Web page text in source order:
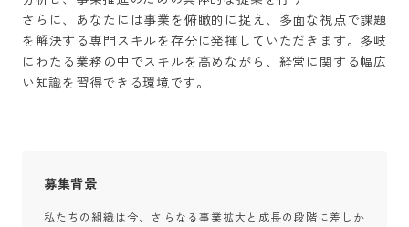
さらに、あなたには事業を俯瞰的に捉え、多面な視点で課題
を解決する専門スキルを存分に発揮していただきます。多岐
にわたる業務の中でスキルを高めながら、経営に関する幅広
い知識を習得できる環境です。
募集背景
私たちの組織は今、さらなる事業拡大と成長の段階に差しか